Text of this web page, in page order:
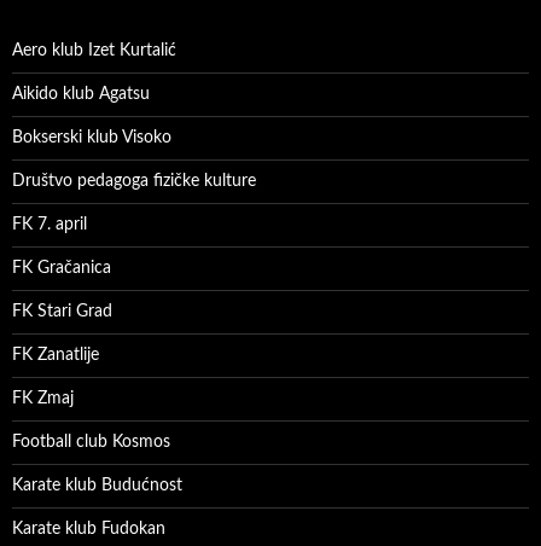
Aero klub Izet Kurtalić
Aikido klub Agatsu
Bokserski klub Visoko
Društvo pedagoga fizičke kulture
FK 7. april
FK Gračanica
FK Stari Grad
FK Zanatlije
FK Zmaj
Football club Kosmos
Karate klub Budućnost
Karate klub Fudokan